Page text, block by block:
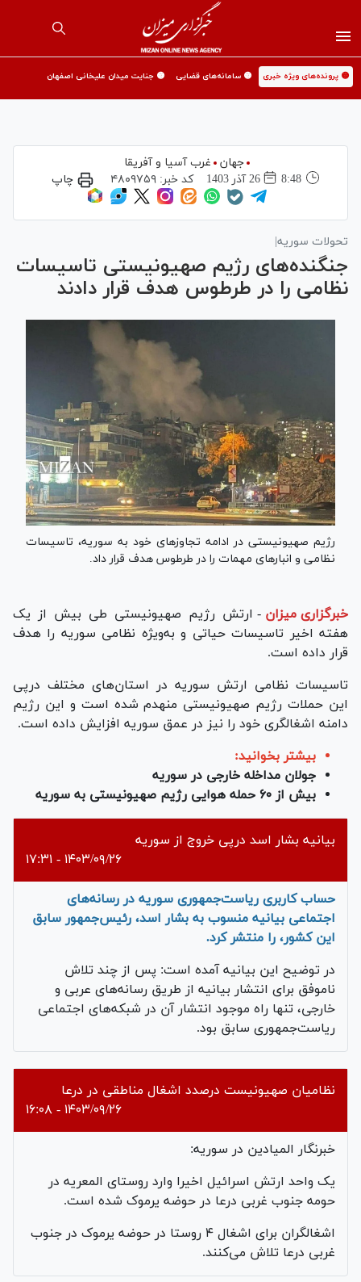
🟡 پرونده‌های ویژه خبری 🟡 سامانه‌های قضایی 🟡 جنایت میدان علیخانی اصفهان
جهان
غرب آسیا و آفریقا
8:48
26 آذر 1403 کد خبر: ۴۸۰۹۷۵۹ چاپ
تحولات سوریه|
جنگنده‌های رژیم صهیونیستی تاسیسات
نظامی را در طرطوس هدف قرار دادند
رژیم صهیونیستی در ادامه تجاوزهای خود به سوریه، تاسیسات
نظامی و انبارهای مهمات را در طرطوس هدف قرار داد.
خبرگزاری میزان - ارتش رژیم صهیونیستی طی بیش از یک
هفته اخیر تاسیسات حیاتی و به‌ویژه نظامی سوریه را هدف
قرار داده است.
تاسیسات نظامی ارتش سوریه در استان‌های مختلف درپی
این حملات رژیم صهیونیستی منهدم شده است و این رژیم
دامنه اشغالگری خود را نیز در عمق سوریه افزایش داده است.
بیشتر بخوانید:
جولان مداخله خارجی در سوریه
بیش از ۶۰ حمله هوایی رژیم صهیونیستی به سوریه
بیانیه بشار اسد درپی خروج از سوریه
۱۴۰۳/۰۹/۲۶ - ۱۷:۳۱
حساب کاربری ریاست‌جمهوری سوریه در رسانه‌های
اجتماعی بیانیه منسوب به بشار اسد، رئیس‌جمهور سابق
این کشور، را منتشر کرد.
در توضیح این بیانیه آمده است: پس از چند تلاش
ناموفق برای انتشار بیانیه از طریق رسانه‌های عربی و
خارجی، تنها راه موجود انتشار آن در شبکه‌های اجتماعی
ریاست‌جمهوری سابق بود.
نظامیان صهیونیست درصدد اشغال مناطقی در درعا
۱۴۰۳/۰۹/۲۶ - ۱۶:۰۸
خبرنگار المیادین در سوریه:
یک واحد ارتش اسرائیل اخیرا وارد روستای المعریه در
حومه جنوب غربی درعا در حوضه یرموک شده است.
اشغالگران برای اشغال ۴ روستا در حوضه یرموک در جنوب
غربی درعا تلاش می‌کنند.